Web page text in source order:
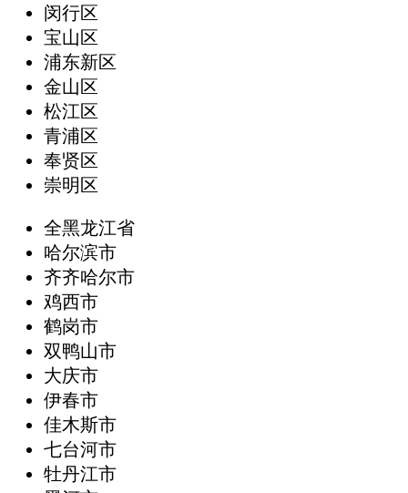
闵行区
宝山区
浦东新区
金山区
松江区
青浦区
奉贤区
崇明区
全黑龙江省
哈尔滨市
齐齐哈尔市
鸡西市
鹤岗市
双鸭山市
大庆市
伊春市
佳木斯市
七台河市
牡丹江市